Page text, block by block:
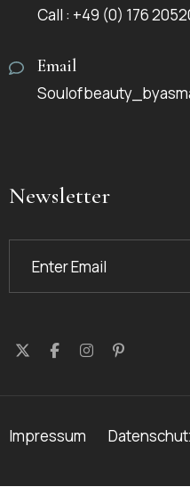
Call : +49 (0) 176
Email
Newsletter
Impressum